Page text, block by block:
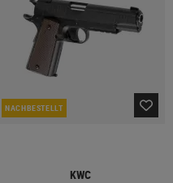
NACHBESTELLT
KWC